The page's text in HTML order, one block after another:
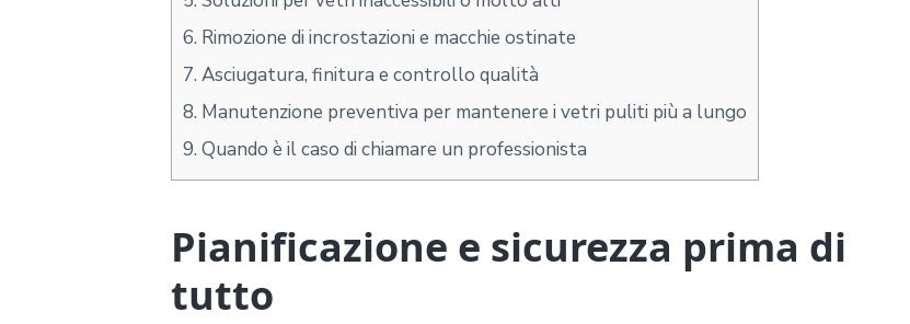
6. Rimozione di incrostazioni e macchie ostinate
7. Asciugatura, finitura e controllo qualità
8. Manutenzione preventiva per mantenere i vetri puliti più a lungo
9. Quando è il caso di chiamare un professionista
Pianificazione e sicurezza prima di
tutto